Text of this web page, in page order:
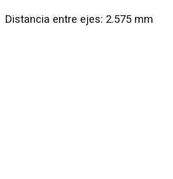
Distancia entre ejes: 2.575 mm